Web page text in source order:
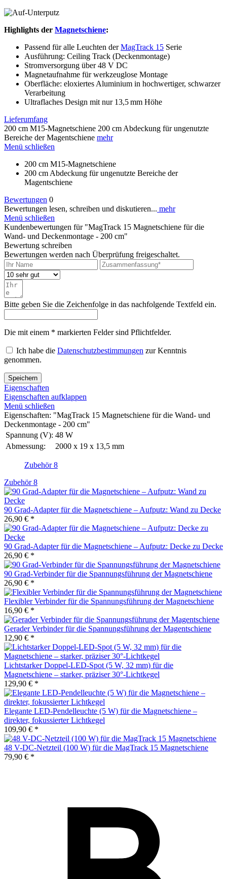
Highlights der Magnetschiene:
Passend für alle Leuchten derMagTrack 15 Serie
Ausführung: Ceiling Track (Deckenmontage)
Stromversorgung über 48 V DC
Magnetaufnahme für werkzeuglose Montage
Oberfläche: eloxiertes Aluminium in hochwertiger, schwarzer
Verarbeitung
Ultraflaches Design mit nur 13,5 mm Höhe
Lieferumfang
200 cm M15-Magnetschiene 200 cm Abdeckung für ungenutzte
Bereiche der Magentschiene mehr
Menü schließen
200 cm M15-Magnetschiene
200 cm Abdeckung für ungenutzte Bereiche der
Magentschiene
Bewertungen 0
Bewertungen lesen, schreiben und diskutieren... mehr
Menü schließen
Kundenbewertungen für "MagTrack 15 Magnetschiene für die
Wand- und Deckenmontage - 200 cm"
Bewertung schreiben
Bewertungen werden nach Überprüfung freigeschaltet.
Bitte geben Sie die Zeichenfolge in das nachfolgende Textfeld ein.
Die mit einem * markierten Felder sind Pflichtfelder.
Ich habe die Datenschutzbestimmungen zur Kenntnis
genommen.
Speichern
Eigenschaften
Eigenschaften aufklappen
Menü schließen
Eigenschaften: "MagTrack 15 Magnetschiene für die Wand- und
Deckenmontage - 200 cm"
Spannung (V): 48 W
Abmessung:
2000 x 19 x 13,5 mm
Zubehör8
Zubehör8
90 Grad-Adapter für die Magnetschiene – Aufputz: Wand zu Decke
26,90 € *
90 Grad-Adapter für die Magnetschiene – Aufputz: Decke zu Decke
26,90 € *
90 Grad-Verbinder für die Spannungsführung der Magnetschiene
26,90 € *
Flexibler Verbinder für die Spannungsführung der Magnetschiene
16,90 € *
Gerader Verbinder für die Spannungsführung der Magentschiene
12,90 € *
Lichtstarker Doppel-LED-Spot (5 W, 32 mm) für die
Magnetschiene – starker, präziser 30°-Lichtkegel
129,90 € *
Elegante LED-Pendelleuchte (5 W) für die Magnetschiene –
direkter, fokussierter Lichtkegel
109,90 € *
48 V-DC-Netzteil (100 W) für die MagTrack 15 Magnetschiene
79,90 € *